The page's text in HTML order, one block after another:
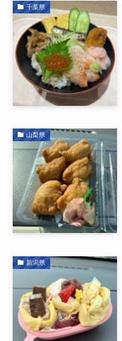
千葉県
山梨県
新潟県